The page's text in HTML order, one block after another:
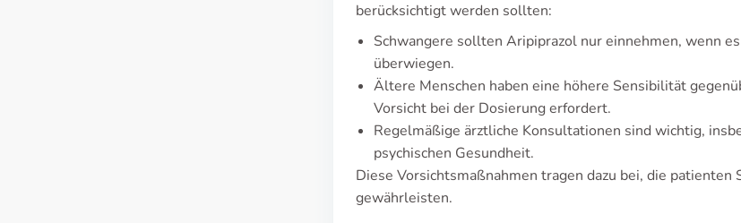
berücksichtigt werden sollten:
Schwangere sollten Aripiprazol nur einnehmen, wenn
überwiegen.
Ältere Menschen haben eine höhere Sensibilität
Vorsicht bei der Dosierung erfordert.
Regelmäßige ärztliche Konsultationen sind wichtig,
psychischen Gesundheit.
Diese Vorsichtsmaßnahmen tragen dazu bei, die
gewährleisten.